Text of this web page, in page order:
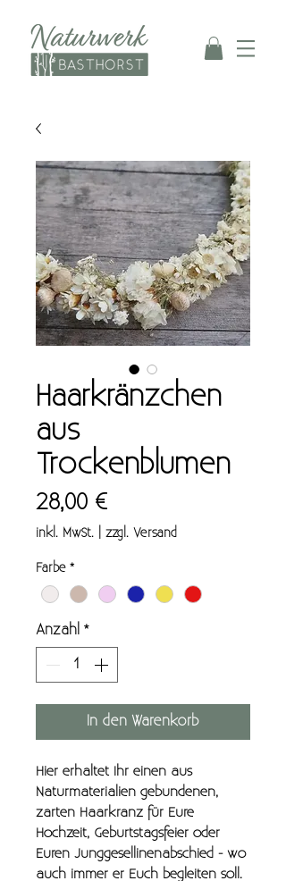
Haarkränzchen
aus
Trockenblumen
28,00 €Preis
inkl. MwSt. zzgl. Versand
Farbe *
Anzahl *
In den Warenkorb
Hier erhaltet Ihr einen aus
Naturmaterialien gebundenen,
zarten Haarkranz für Eure
Hochzeit, Geburtstagsfeier oder
Euren Junggesellinenabschied - wo
auch immer er Euch begleiten soll.